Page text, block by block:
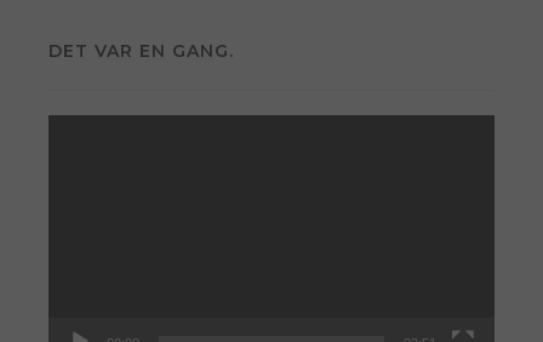
DET VAR EN GANG.